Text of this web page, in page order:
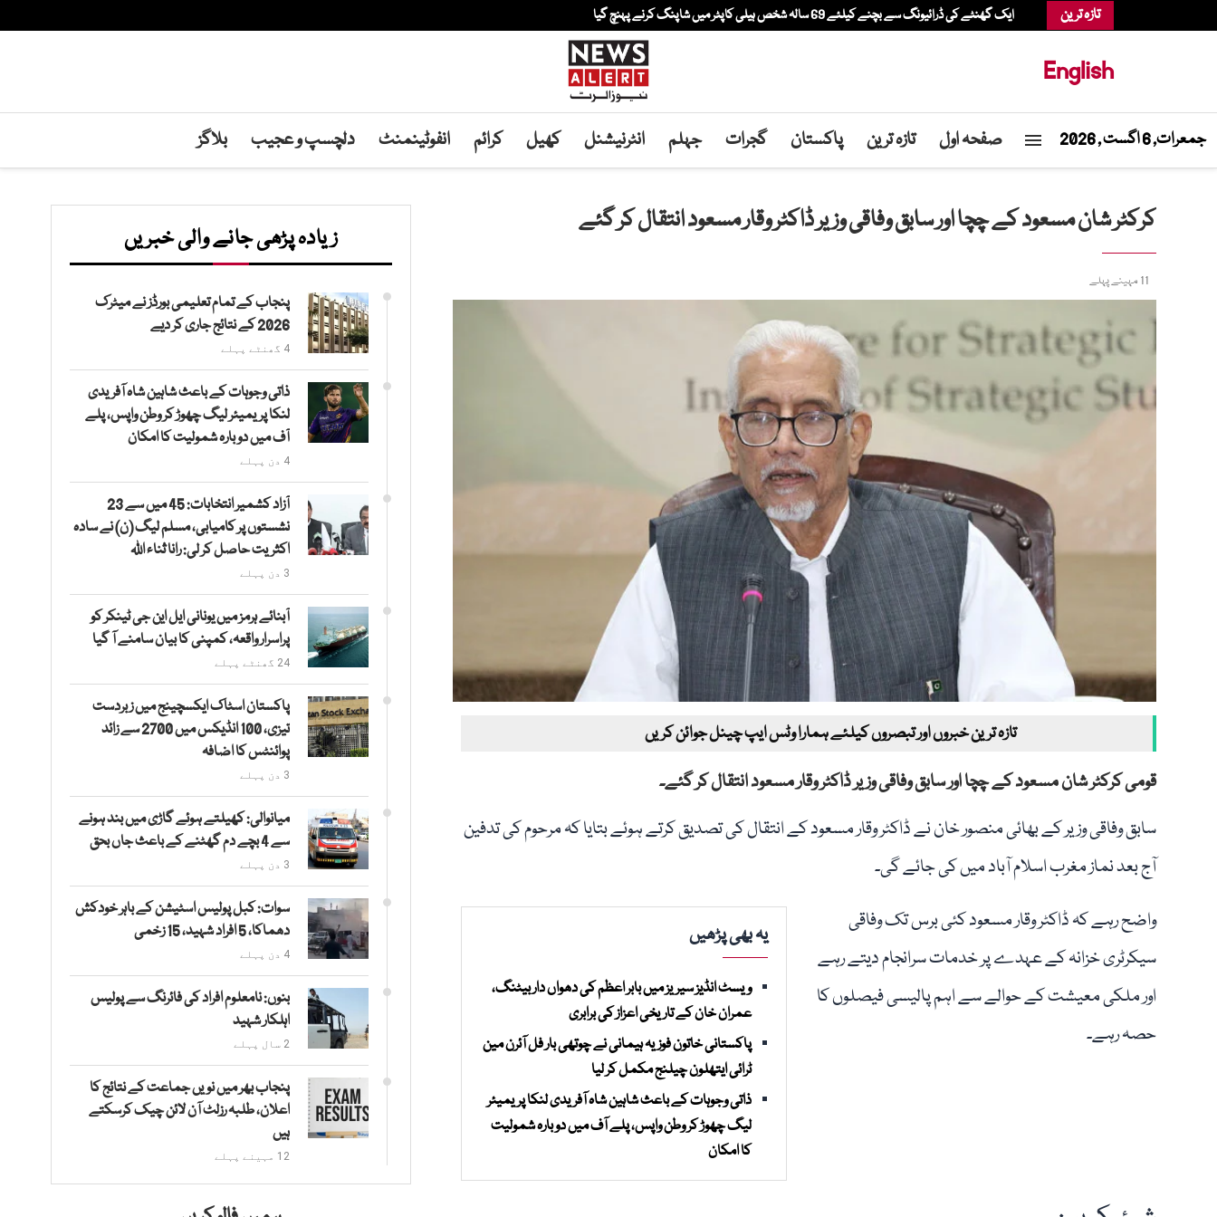
تازہ ترین ایک گھنٹے کی ڈرائیونگ سے بچنے کیلئے 69 سالہ شخص ہیلی کاپٹر میں شاپنگ کرنے پہنچ گیا
English
جمعرات, 6 اگست , 2026 صفحہ اول تازہ ترین پاکستان گجرات جہلم انٹرنیشنل کھیل کرائم انفوٹینمنٹ دلچسپ و عجیب بلاگز
کرکٹر شان مسعود کے چچا اور سابق وفاقی وزیر ڈاکٹر وقار مسعود انتقال کر گئے
11 مہینے پہلے
تازہ ترین خبروں اور تبصروں کیلئے ہمارا وٹس ایپ چینل جوائن کریں
قومی کرکٹر شان مسعود کے چچا اور سابق وفاقی وزیر ڈاکٹر وقار مسعود انتقال کر گئے۔
سابق وفاقی وزیر کے بھائی منصور خان نے ڈاکٹر وقار مسعود کے انتقال کی تصدیق کرتے ہوئے بتایا کہ مرحوم کی تدفین
آج بعد نماز مغرب اسلام آباد میں کی جائے گی۔
یہ بھی پڑھیں
ویسٹ انڈیز سیریز میں بابر اعظم کی دھواں دار بیٹنگ،
عمران خان کے تاریخی اعزاز کی برابری
پاکستانی خاتون فوزیہ ہیمانی نے چوتھی بار فل آئرن مین
ٹرائی ایتھلون چیلنج مکمل کر لیا
ذاتی وجوہات کے باعث شاہین شاہ آفریدی لنکا پریمیئر
لیگ چھوڑ کر وطن واپس، پلے آف میں دوبارہ شمولیت
کا امکان
واضح رہے کہ ڈاکٹر وقار مسعود کئی برس تک وفاقی
سیکرٹری خزانہ کے عہدے پر خدمات سرانجام دیتے رہے
اور ملکی معیشت کے حوالے سے اہم پالیسی فیصلوں کا
حصہ رہے۔
زیادہ پڑھی جانے والی خبریں
پنجاب کے تمام تعلیمی بورڈز نے میٹرک
2026 کے نتائج جاری کر دیے
4 گھنٹے پہلے
ذاتی وجوہات کے باعث شاہین شاہ آفریدی
لنکا پریمیئر لیگ چھوڑ کر وطن واپس، پلے
آف میں دوبارہ شمولیت کا امکان
4 دن پہلے
آزاد کشمیر انتخابات: 45 میں سے 23
نشستوں پر کامیابی، مسلم لیگ (ن) نے سادہ
اکثریت حاصل کر لی: رانا ثناء اللہ
3 دن پہلے
آبنائے ہرمز میں یونانی ایل این جی ٹینکر کو
پراسرار واقعہ، کمپنی کا بیان سامنے آ گیا
24 گھنٹے پہلے
پاکستان اسٹاک ایکسچینج میں زبردست
تیزی، 100 انڈیکس میں 2700 سے زائد
پوائنٹس کا اضافہ
3 دن پہلے
میانوالی: کھیلتے ہوئے گاڑی میں بند ہونے
سے 4 بچے دم گھٹنے کے باعث جاں بحق
3 دن پہلے
سوات: کبل پولیس اسٹیشن کے باہر خودکش
دھماکا، 5 افراد شہید، 15 زخمی
4 دن پہلے
بنوں: نامعلوم افراد کی فائرنگ سے پولیس
اہلکار شہید
2 سال پہلے
پنجاب بھر میں نویں جماعت کے نتائج کا
اعلان، طلبہ رزلٹ آن لائن چیک کرسکتے
ہیں
12 مہینے پہلے